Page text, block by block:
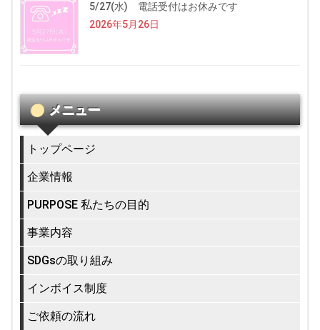
5/27(水) 電話受付はお休みです
2026年5月26日
メニュー
トップページ
企業情報
PURPOSE 私たちの目的
事業内容
SDGsの取り組み
インボイス制度
ご依頼の流れ